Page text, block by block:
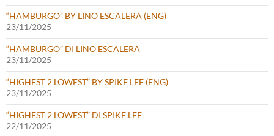
“HAMBURGO” BY LINO ESCALERA (ENG)
23/11/2025
“HAMBURGO” DI LINO ESCALERA
23/11/2025
“HIGHEST 2 LOWEST” BY SPIKE LEE (ENG)
23/11/2025
“HIGHEST 2 LOWEST” DI SPIKE LEE
22/11/2025